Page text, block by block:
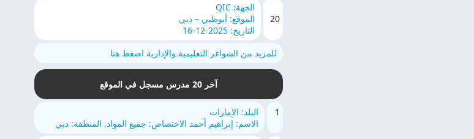
20
الجهة: QIC
الموقع: أبوظبي – دبي
التاريخ: 2025-12-16
للمزيد من الشواغر التعليمية والإدارية اضغط هنا
آخر 20 مدرس مسجل في الموقع
1
البلد: الإمارات
الاسم: إبراهيم أحمد الاختصاص: جميع المواد, المنطقة: دبي